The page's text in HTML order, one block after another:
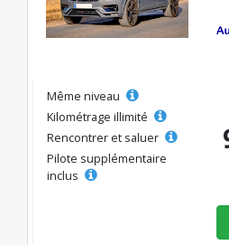
Même niveau
Kilométrage illimité
Rencontrer et saluer
Pilote supplémentaire
inclus